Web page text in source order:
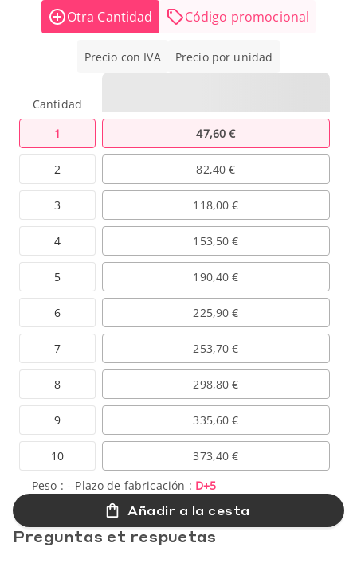
Otra Cantidad Código promocional
Precio con IVA Precio por unidad
Cantidad
1
2
3
4
5
6
7
8
9
10
47,60 €
82,40 €
118,00 €
153,50 €
190,40 €
225,90 €
253,70 €
298,80 €
335,60 €
373,40 €
Peso :--Plazo de fabricación : D+5
Añadir a la cesta
Preguntas et respuetas